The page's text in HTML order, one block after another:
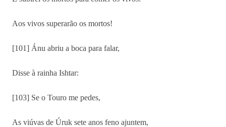
Aos vivos superarão os mortos!
[101] Ánu abriu a boca para falar,
Disse à rainha Ishtar:
[103] Se o Touro me pedes,
As viúvas de Úruk sete anos feno ajuntem,